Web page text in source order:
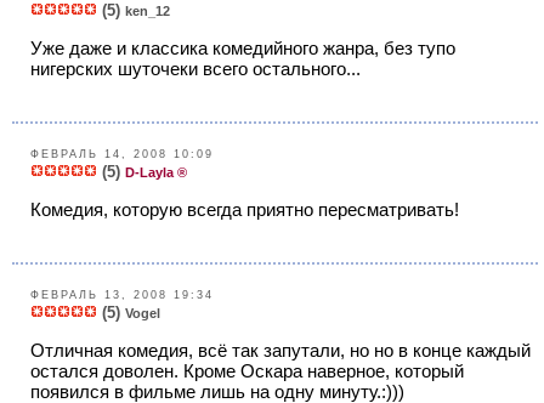
(5) ken_12
Уже даже и классика комедийного жанра, без тупо
нигерских шуточеки всего остального...
ФЕВРАЛЬ 14, 2008 10:09
(5) D-Layla ®
Комедия, которую всегда приятно пересматривать!
ФЕВРАЛЬ 13, 2008 19:34
(5) Vogel
Отличная комедия, всё так запутали, но но в конце каждый
остался доволен. Кроме Оскара наверное, который
появился в фильме лишь на одну минуту.:)))